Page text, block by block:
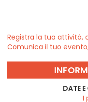
Registra la tua attività,
Comunica il tuo
DATE
I